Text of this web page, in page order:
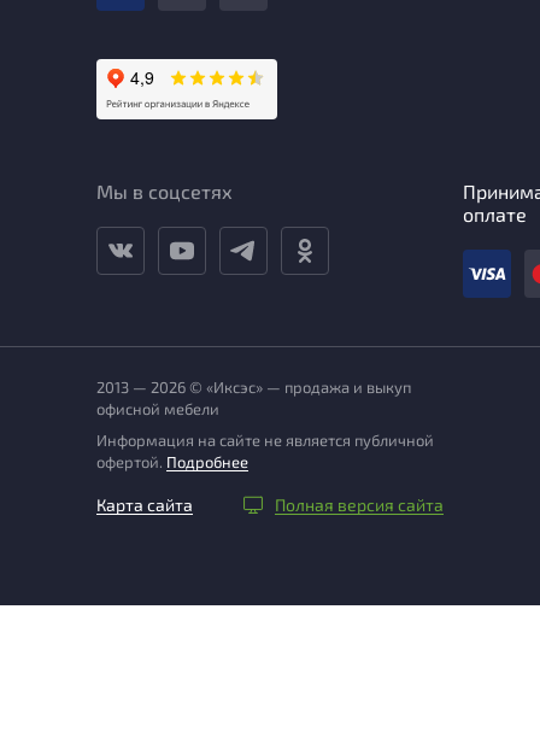
Мы в соцсетях
оплате
2013 — 2026 © «Иксэс» — продажа и выкуп
офисной мебели
Информация на сайте не является публичной
офертой. Подробнее
Карта сайта Полная версия сайта